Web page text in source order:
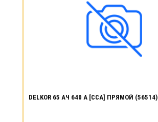
DELKOR 65 АЧ 640 А [CCA] ПРЯМОЙ (56514)